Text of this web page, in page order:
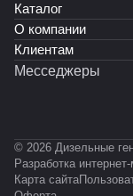
Каталог
О компании
Клиентам
Месседжеры
© 2026 Дизельные
Разработка
Карта сайта